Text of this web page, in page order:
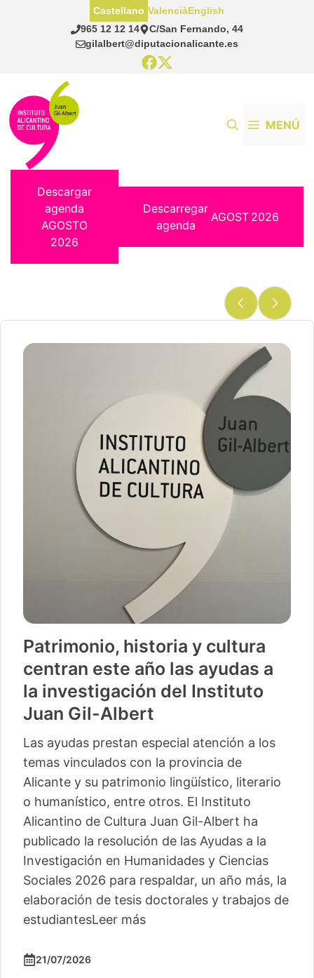
965 12 12 14
C/San Fernando, 44
gilalbert@diputacionalicante.es
Castellano ValenciàEnglish
MENÚ
Descargar
agenda
AGOSTO
2026
Descarregar
agenda
AGOST 2026
Patrimonio, historia y cultura
centran este año las ayudas a
la investigación del Instituto
Juan Gil-Albert
Las ayudas prestan especial atención a los
temas vinculados con la provincia de
Alicante y su patrimonio lingüístico, literario
o humanístico, entre otros. El Instituto
Alicantino de Cultura Juan Gil-Albert ha
publicado la resolución de las Ayudas a la
Investigación en Humanidades y Ciencias
Sociales 2026 para respaldar, un año más, la
elaboración de tesis doctorales y trabajos de
estudiantesLeer más
21/07/2026